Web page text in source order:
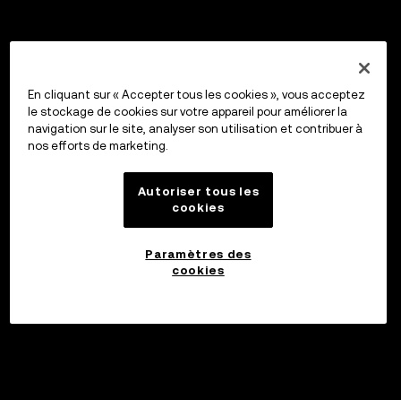
En cliquant sur « Accepter tous les cookies », vous acceptez
le stockage de cookies sur votre appareil pour améliorer la
navigation sur le site, analyser son utilisation et contribuer à
nos efforts de marketing.
Autoriser tous les
cookies
Paramètres des
cookies